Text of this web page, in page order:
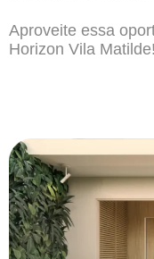
Aproveite essa
Horizon Vila Matilde!